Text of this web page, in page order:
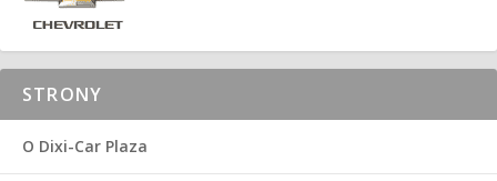
STRONY
O Dixi-Car Plaza